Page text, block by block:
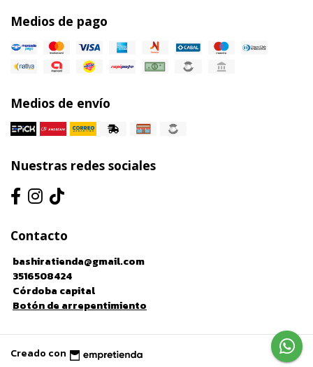
Medios de pago
Medios de envío
Nuestras redes sociales
Contacto
bashiratienda@gmail.com
3516508424
Córdoba capital
Botón de arrepentimiento
Creado con